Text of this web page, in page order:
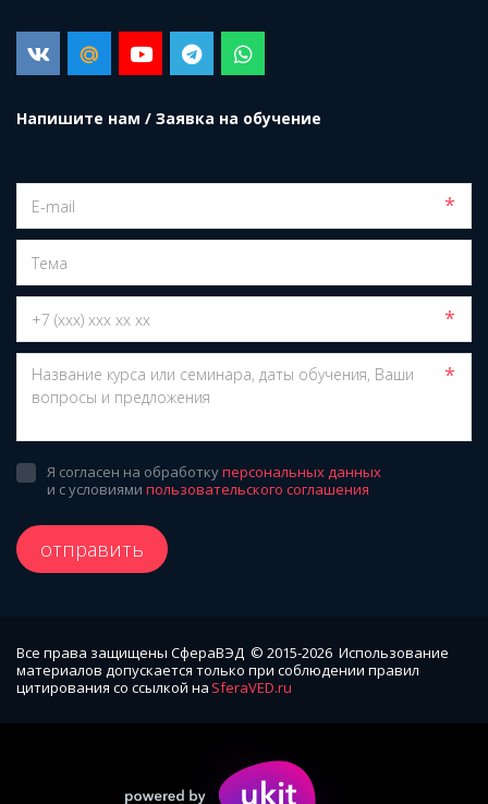
Напишите нам / Заявка на обучение
*
*
*
Я согласен на обработкуперсональных данных
и с условиями пользовательского соглашения
отправить
Все права защищены СфераВЭД  © 2015-2026  Использование
материалов допускается только при соблюдении правил
цитирования со ссылкой на SferaVED.ru